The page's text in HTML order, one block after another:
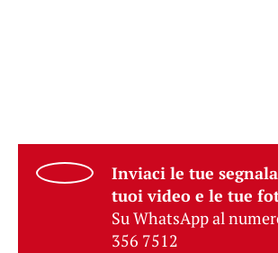
Inviaci le tue
tuoi video e le tue
Su WhatsApp al
356 7512